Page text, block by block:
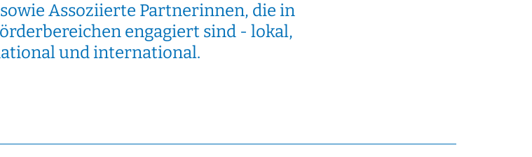
Assoziierte Partnerinnen, die in
engagiert sind - lokal,
und international.